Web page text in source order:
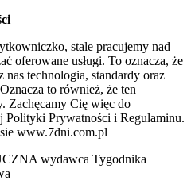
stale pracujemy nad
oferowane usługi. To oznacza, że
technologia, standardy oraz
to również, że ten
Zachęcamy Cię więc do
Polityki Prywatności i Regulaminu.
www.7dni.com.pl
wydawca Tygodnika